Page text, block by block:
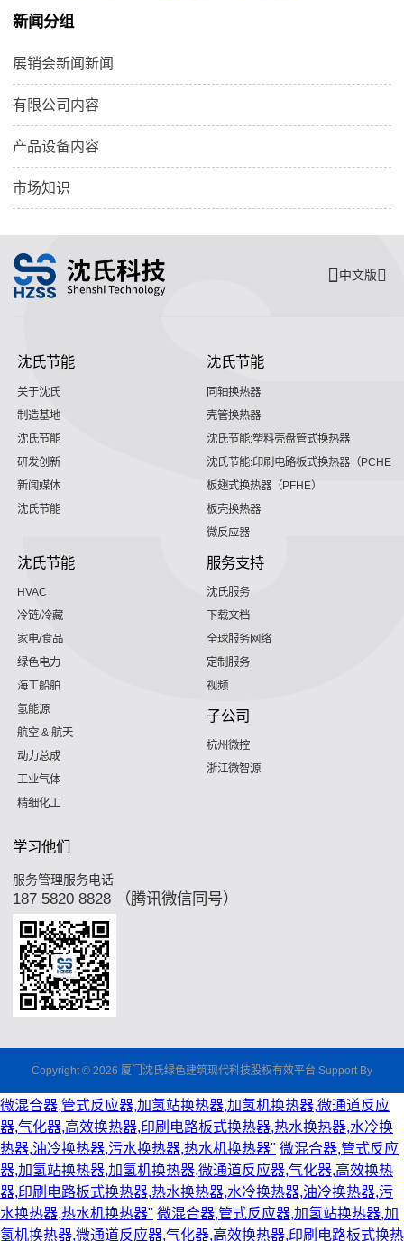
新闻分组
展销会新闻新闻
有限公司内容
产品设备内容
市场知识
中文版
沈氏节能
关于沈氏
制造基地
沈氏节能
研发创新
新闻媒体
沈氏节能
沈氏节能
同轴换热器
壳管换热器
沈氏节能:塑料壳盘管式换热器
沈氏节能:印刷电路板式换热器（PCHE）
板翅式换热器（PFHE）
板壳换热器
微反应器
沈氏节能
HVAC
冷链/冷藏
家电/食品
绿色电力
海工船舶
氢能源
航空 & 航天
动力总成
工业气体
精细化工
服务支持
沈氏服务
下载文档
全球服务网络
定制服务
视频
子公司
杭州微控
浙江微智源
学习他们
服务管理服务电话
187 5820 8828 （腾讯微信同号）
Copyright © 2026 厦门沈氏绿色建筑现代科技股权有效平台 Support By
微混合器,管式反应器,加氢站换热器,加氢机换热器,微通道反应
器,气化器,高效换热器,印刷电路板式换热器,热水换热器,水冷换
热器,油冷换热器,污水换热器,热水机换热器" 微混合器,管式反应
器,加氢站换热器,加氢机换热器,微通道反应器,气化器,高效换热
器,印刷电路板式换热器,热水换热器,水冷换热器,油冷换热器,污
水换热器,热水机换热器" 微混合器,管式反应器,加氢站换热器,加
氢机换热器,微通道反应器,气化器,高效换热器,印刷电路板式换热